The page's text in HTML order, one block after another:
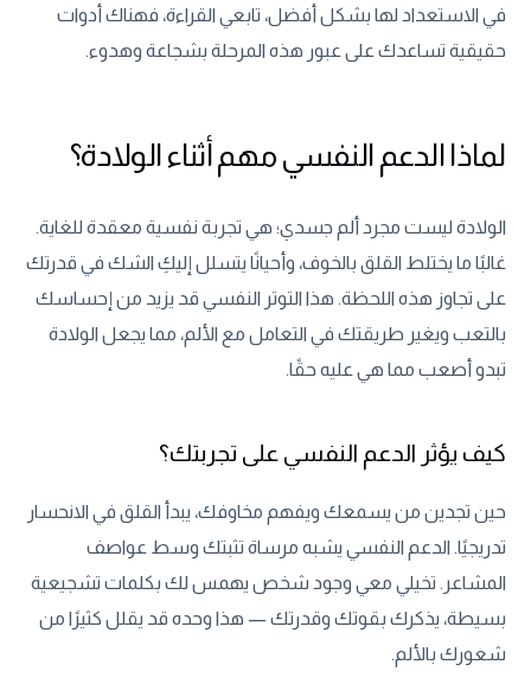
في الاستعداد لها بشكل أفضل، تابعي القراءة، فهناك أدوات
حقيقية تساعدك على عبور هذه المرحلة بشجاعة وهدوء.
لماذا الدعم النفسي مهم أثناء الولادة؟
الولادة ليست مجرد ألم جسدي؛ هي تجربة نفسية معقدة للغاية.
غالبًا ما يختلط القلق بالخوف، وأحيانًا يتسلل إليكِ الشك في قدرتك
على تجاوز هذه اللحظة. هذا التوتر النفسي قد يزيد من إحساسك
بالتعب ويغير طريقتك في التعامل مع الألم، مما يجعل الولادة
تبدو أصعب مما هي عليه حقًا.
كيف يؤثر الدعم النفسي على تجربتك؟
حين تجدين من يسمعك ويفهم مخاوفك، يبدأ القلق في الانحسار
تدريجيًا. الدعم النفسي يشبه مرساة تثبتك وسط عواصف
المشاعر. تخيلي معي وجود شخص يهمس لك بكلمات تشجيعية
بسيطة، يذكرك بقوتك وقدرتك — هذا وحده قد يقلل كثيرًا من
شعورك بالألم.